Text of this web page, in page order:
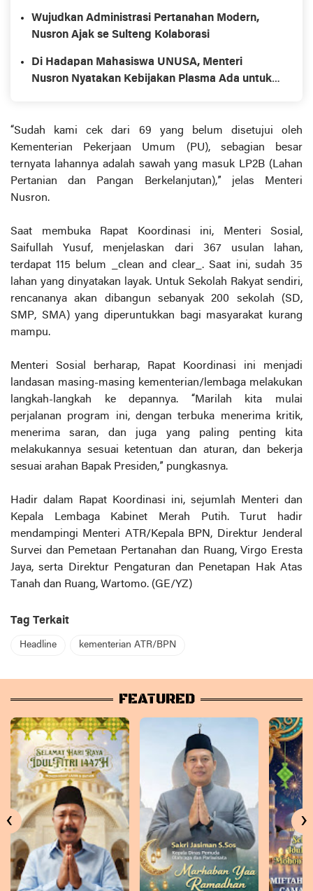
Wujudkan Administrasi Pertanahan Modern,
Nusron Ajak se Sulteng Kolaborasi
Di Hadapan Mahasiswa UNUSA, Menteri
Nusron Nyatakan Kebijakan Plasma Ada untuk
“Sudah kami cek dari 69 yang belum disetujui oleh
Kementerian Pekerjaan Umum (PU), sebagian besar
ternyata lahannya adalah sawah yang masuk LP2B (Lahan
Pertanian dan Pangan Berkelanjutan),” jelas Menteri
Nusron.
Saat membuka Rapat Koordinasi ini, Menteri Sosial,
Saifullah Yusuf, menjelaskan dari 367 usulan lahan,
terdapat 115 belum _clean and clear_. Saat ini, sudah 35
lahan yang dinyatakan layak. Untuk Sekolah Rakyat sendiri,
rencananya akan dibangun sebanyak 200 sekolah (SD,
SMP, SMA) yang diperuntukkan bagi masyarakat kurang
mampu.
Menteri Sosial berharap, Rapat Koordinasi ini menjadi
landasan masing-masing kementerian/lembaga melakukan
langkah-langkah ke depannya. “Marilah kita mulai
perjalanan program ini, dengan terbuka menerima kritik,
menerima saran, dan juga yang paling penting kita
melakukannya sesuai ketentuan dan aturan, dan bekerja
sesuai arahan Bapak Presiden,” pungkasnya.
Hadir dalam Rapat Koordinasi ini, sejumlah Menteri dan
Kepala Lembaga Kabinet Merah Putih. Turut hadir
mendampingi Menteri ATR/Kepala BPN, Direktur Jenderal
Survei dan Pemetaan Pertanahan dan Ruang, Virgo Eresta
Jaya, serta Direktur Pengaturan dan Penetapan Hak Atas
Tanah dan Ruang, Wartomo. (GE/YZ)
Tag Terkait
Headline kementerian ATR/BPN
FEATURED
‹ ›